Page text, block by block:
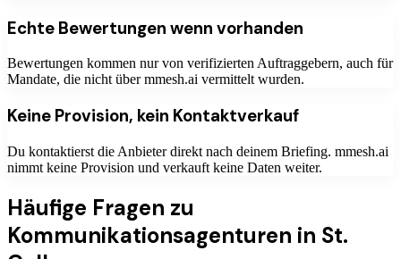
Echte Bewertungen wenn vorhanden
Bewertungen kommen nur von verifizierten Auftraggebern, auch für
Mandate, die nicht über mmesh.ai vermittelt wurden.
Keine Provision, kein Kontaktverkauf
Du kontaktierst die Anbieter direkt nach deinem Briefing. mmesh.ai
nimmt keine Provision und verkauft keine Daten weiter.
Häufige Fragen zu
Kommunikationsagenturen in St.